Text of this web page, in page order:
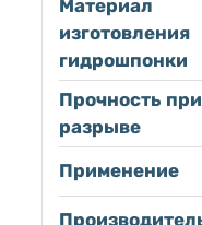
Материал
изготовления
гидрошпонки
Прочность при
разрыве
Применение